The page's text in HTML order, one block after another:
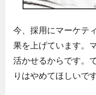
今、採用にマーケテ
果を上げています。
活かせるからです。
りはやめてほしいで